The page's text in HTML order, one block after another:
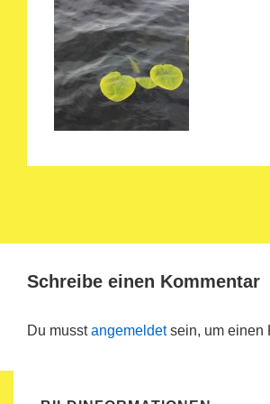
Schreibe einen Kommentar
Du musstangemeldetsein, um einen